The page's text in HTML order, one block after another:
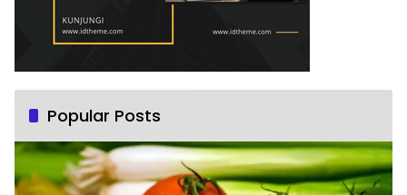
Popular Posts